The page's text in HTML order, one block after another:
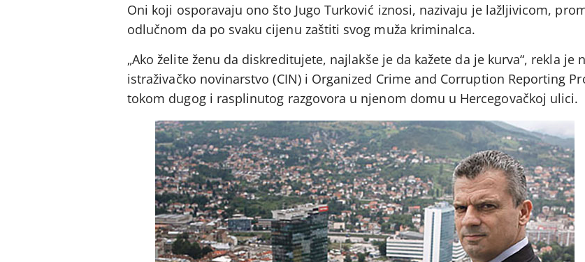
Oni koji osporavaju ono što Jugo Turković iznosi, nazivaju je lažljivicom,
odlučnom da po svaku cijenu zaštiti svog muža kriminalca.
„Ako želite ženu da diskreditujete, najlakše je da kažete da je kurva“, rekla je
istraživačko novinarstvo (CIN) i Organized Crime and Corruption Reporting
tokom dugog i rasplinutog razgovora u njenom domu u Hercegovačkoj ulici.